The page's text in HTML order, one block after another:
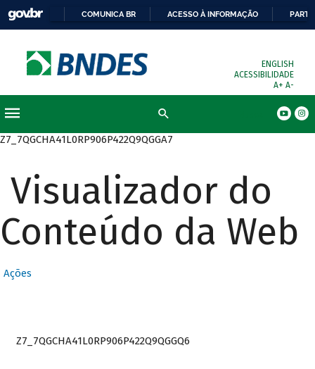
COMUNICA BR ACESSO À INFORMAÇÃO
ENGLISH
ACESSIBILIDADE
A+ A-
Z7_7QGCHA41L0RP906P422Q9QGGA7
Visualizador do
Conteúdo da Web
Ações
Z7_7QGCHA41L0RP906P422Q9QGGQ6